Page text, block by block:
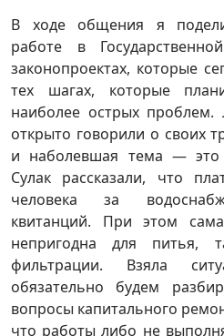
В ходе общения я
работе в
законопроектах, которые
тех шагах, которые
наиболее острых
открыто говорили о своих
и наболевшая тема — это
Сулак рассказали, что
человека за
квитанций. При этом
непригодна для питья,
фильтрации. Взяла
обязательно будем
вопросы капитального
что работы либо не